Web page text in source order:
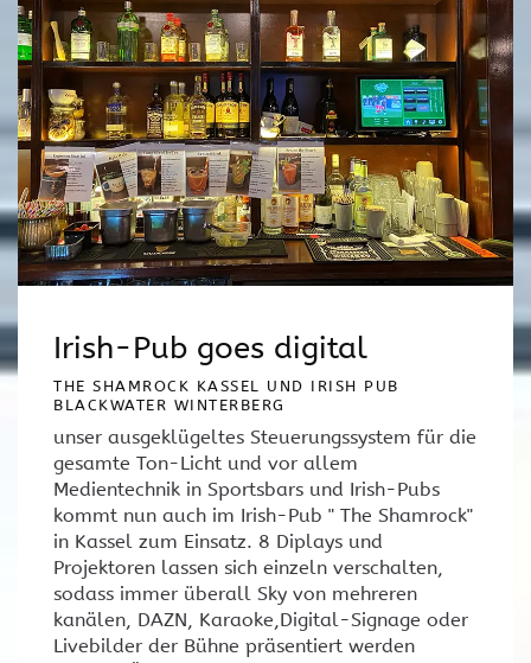
Irish-Pub goes digital
THE SHAMROCK KASSEL UND IRISH PUB
BLACKWATER WINTERBERG
unser ausgeklügeltes Steuerungssystem für die
gesamte Ton-Licht und vor allem
Medientechnik in Sportsbars und Irish-Pubs
kommt nun auch im Irish-Pub " The Shamrock"
in Kassel zum Einsatz. 8 Diplays und
Projektoren lassen sich einzeln verschalten,
sodass immer überall Sky von mehreren
kanälen, DAZN, Karaoke,Digital-Signage oder
Livebilder der Bühne präsentiert werden